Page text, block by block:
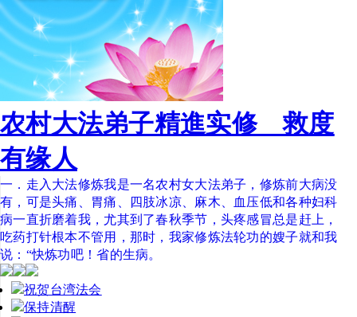
农村大法弟子精進实修 救度
有缘人
一．走入大法修炼我是一名农村女大法弟子，修炼前大病没
有，可是头痛、胃痛、四肢冰凉、麻木、血压低和各种妇科
病一直折磨着我，尤其到了春秋季节，头疼感冒总是赶上，
吃药打针根本不管用，那时，我家修炼法轮功的嫂子就和我
说：“快炼功吧！省的生病。
祝贺台湾法会
保持清醒